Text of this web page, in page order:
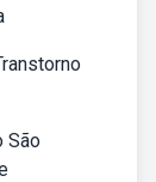
São